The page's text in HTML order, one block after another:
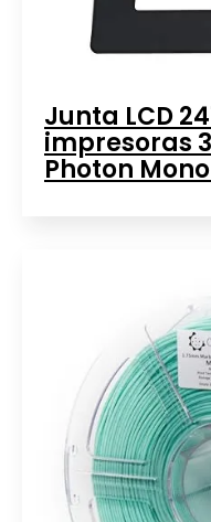
Junta LCD
impresoras
Photon